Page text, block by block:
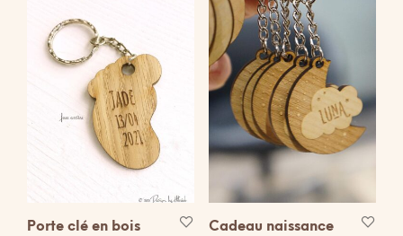
Porte clé en bois
Cadeau naissance